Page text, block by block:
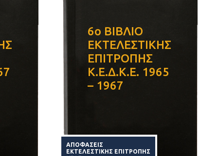
ΑΠΟΦΑΣΕΙΣ
ΕΚΤΕΛΕΣΤΙΚΗΣ ΕΠΙΤΡΟΠΗΣ
6ο ΒΙΒΛΙΟ
ΕΚΤΕΛΕΣΤΙΚΗΣ
ΕΠΙΤΡΟΠΗΣ
Κ.Ε.Δ.Κ.Ε. 1965
– 1967